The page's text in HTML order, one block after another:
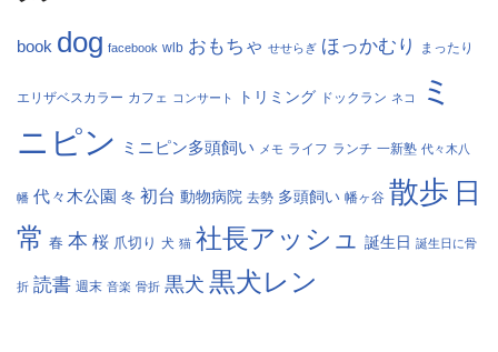
book dog facebook wlb おもちゃ せせらぎ ほっかむり まったり
エリザベスカラー カフェ コンサート トリミング ドックラン ネコ
ミ
ニピン
ミニピン多頭飼い メモ ライフ ランチ 一新塾 代々木八
幡 代々木公園 冬 初台 動物病院 去勢 多頭飼い 幡ヶ谷 散歩 日
常 春 本 桜 爪切り 犬 猫 社長アッシュ 誕生日 誕生日に骨
折 読書 週末 音楽 骨折 黒犬 黒犬レン